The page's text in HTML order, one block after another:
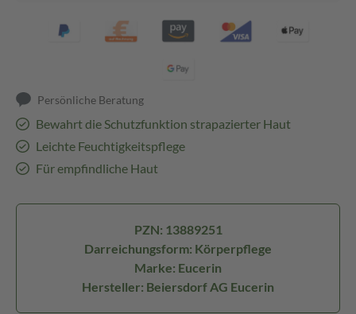
Persönliche Beratung
Bewahrt die Schutzfunktion strapazierter Haut
Leichte Feuchtigkeitspflege
Für empfindliche Haut
PZN: 13889251
Darreichungsform: Körperpflege
Marke: Eucerin
Hersteller: Beiersdorf AG Eucerin